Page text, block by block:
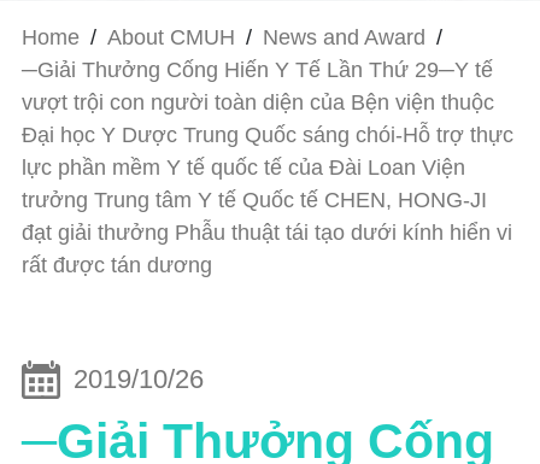
Home / About CMUH / News and Award /
─Giải Thưởng Cống Hiến Y Tế Lần Thứ 29─Y tế
vượt trội con người toàn diện của Bện viện thuộc
Đại học Y Dược Trung Quốc sáng chói-Hỗ trợ thực
lực phần mềm Y tế quốc tế của Đài Loan Viện
trưởng Trung tâm Y tế Quốc tế CHEN, HONG-JI
đạt giải thưởng Phẫu thuật tái tạo dưới kính hiển vi
rất được tán dương
2019/10/26
─Giải Thưởng Cống